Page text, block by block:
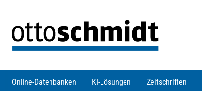
Online-Datenbanken KI-Lösungen Zeitschriften